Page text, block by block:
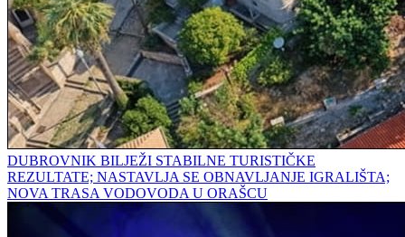
DUBROVNIK BILJEŽI STABILNE TURISTIČKE
REZULTATE; NASTAVLJA SE OBNAVLJANJE IGRALIŠTA;
NOVA TRASA VODOVODA U ORAŠCU